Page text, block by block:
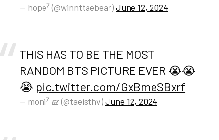
— hope⁷ (@winnttaebear)June 12, 2024
THIS HAS TO BE THE MOST
RANDOM BTS PICTURE EVER 😭😭
😭 pic.twitter.com/GxBmeSBxrf
— moni⁷ 𖠌 (@taeisthv)June 12, 2024